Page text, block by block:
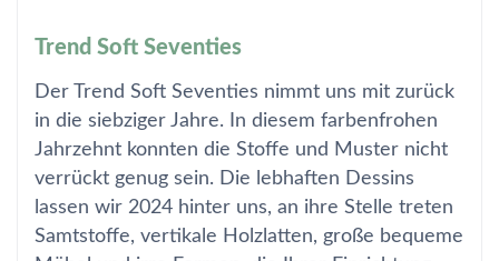
Trend Soft Seventies
Der Trend Soft Seventies nimmt uns mit zurück
in die siebziger Jahre. In diesem farbenfrohen
Jahrzehnt konnten die Stoffe und Muster nicht
verrückt genug sein. Die lebhaften Dessins
lassen wir 2024 hinter uns, an ihre Stelle treten
Samtstoffe, vertikale Holzlatten, große bequeme